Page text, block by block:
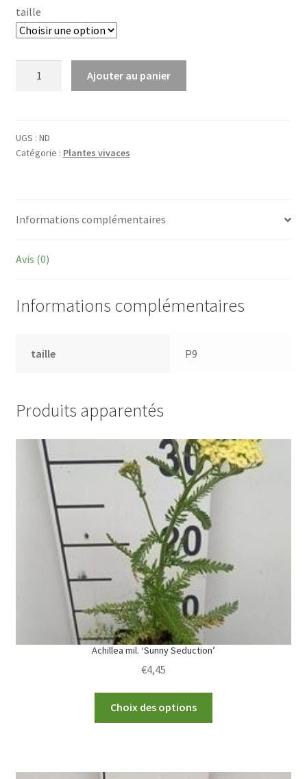
taille
'Duchess
of
Ajouter au panier
UGS : ND
Catégorie : Plantes vivaces
Informations complémentaires
Avis (0)
Informations complémentaires
taille P9
Produits apparentés
Achillea mil. ‘Sunny Seduction’
€4,45
Choix des options